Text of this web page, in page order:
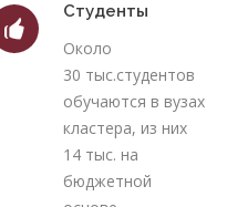
Студенты
Около
30 тыс.студентов
обучаются в вузах
кластера, из них
14 тыс. на
бюджетной